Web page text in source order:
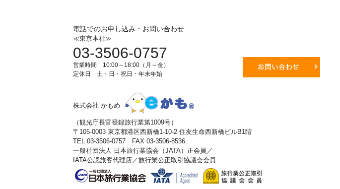
電話でのお申し込み・お問い合わせ
≪東京本社≫
03-3506-0757
営業時間 10:00～18:00（月～金）
定休日 土・日・祝日・年末年始
株式会社 かもめ
（観光庁長官登録旅行業第1009号）
〒105-0003 東京都港区西新橋1-10-2 住友生命西新橋ビルB1階
TEL 03-3506-0757 FAX 03-3506-8536
一般社団法人 日本旅行業協会（JATA）正会員／
IATA公認旅客代理店／旅行業公正取引協議会会員